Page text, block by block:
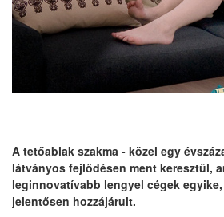
A tetőablak szakma - közel egy
látványos fejlődésen ment keresztül,
leginnovatívabb lengyel cégek egyike,
jelentősen hozzájárult.